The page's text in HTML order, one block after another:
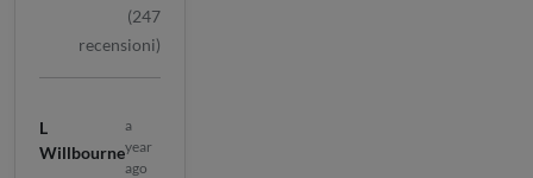
(247
recensioni)
L
Willbourne
a
year
ago